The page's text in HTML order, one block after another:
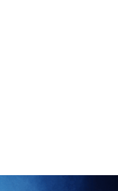
HEMERT